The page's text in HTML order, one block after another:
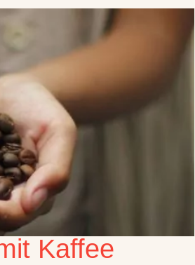
Kaffee